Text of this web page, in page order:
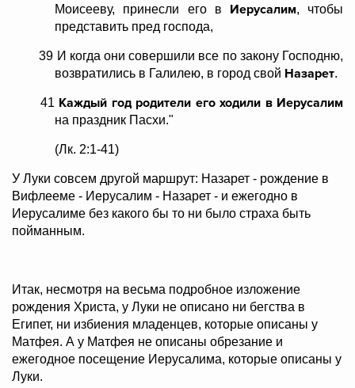
Моисееву, принесли его в Иерусалим, чтобы
представить пред господа,
39 И когда они совершили все по закону Господню,
возвратились в Галилею, в город свой Назарет.
41 Каждый год родители его ходили в Иерусалим
на праздник Пасхи."
(Лк. 2:1-41)
У Луки совсем другой маршрут: Назарет - рождение в
Вифлееме - Иерусалим - Назарет - и ежегодно в
Иерусалиме без какого бы то ни было страха быть
пойманным.
Итак, несмотря на весьма подробное изложение
рождения Христа, у Луки не описано ни бегства в
Египет, ни избиения младенцев, которые описаны у
Матфея. А у Матфея не описаны обрезание и
ежегодное посещение Иерусалима, которые описаны у
Луки.